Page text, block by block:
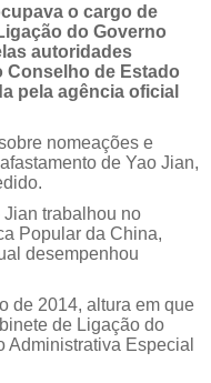
o cargo de
do Governo
autoridades
Conselho de Estado
pela agência oficial
nomeações e
de Yao Jian,
Jian trabalhou no
Popular da China,
desempenhou
de 2014, altura em que
de Ligação do
Especial